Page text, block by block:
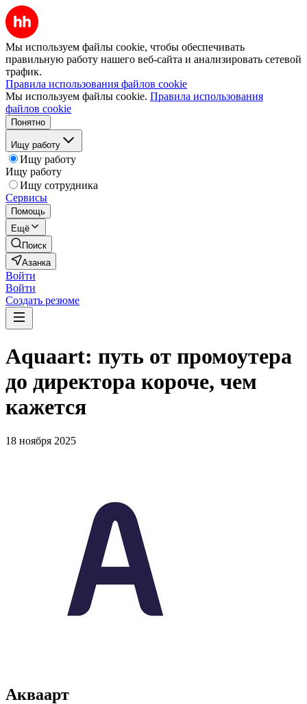
Мы используем файлы cookie, чтобы обеспечивать
правильную работу нашего веб-сайта и анализировать сетевой
трафик.
Правила использования файлов cookie
Мы используем файлы cookie. Правила использования
файлов cookie
Понятно
Ищу работу
Ищу работу
Ищу работу
Ищу сотрудника
Сервисы
Помощь
Ещё
Поиск
Азанка
Войти
Войти
Создать резюме
Aquaart: путь от промоутера
до директора короче, чем
кажется
18 ноября 2025
Акваарт